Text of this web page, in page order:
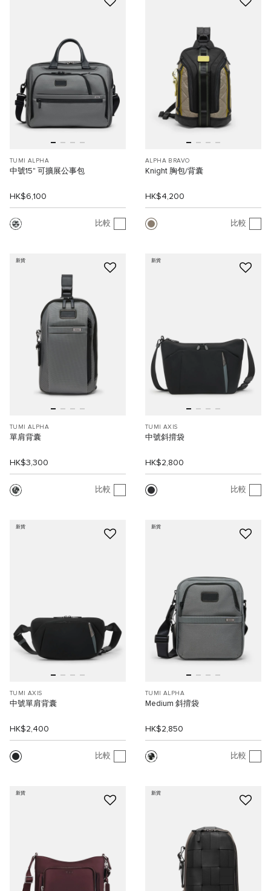
TUMI ALPHA
中號15" 可擴展公事包
HK$6,100
比較
ALPHA BRAVO
Knight 胸包/背囊
HK$4,200
比較
新貨
TUMI ALPHA
單肩背囊
HK$3,300
比較
新貨
TUMI AXIS
中號斜揹袋
HK$2,800
比較
新貨
TUMI AXIS
中號單肩背囊
HK$2,400
比較
新貨
TUMI ALPHA
Medium 斜揹袋
HK$2,850
比較
新貨 新貨